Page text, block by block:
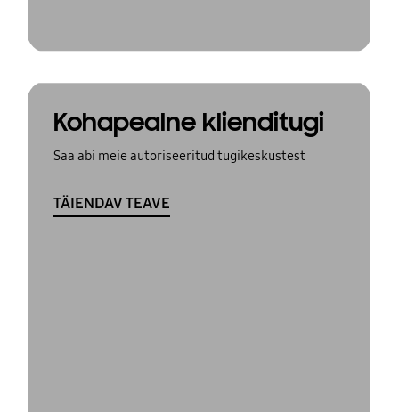
Kohapealne klienditugi
Saa abi meie autoriseeritud tugikeskustest
TÄIENDAV TEAVE